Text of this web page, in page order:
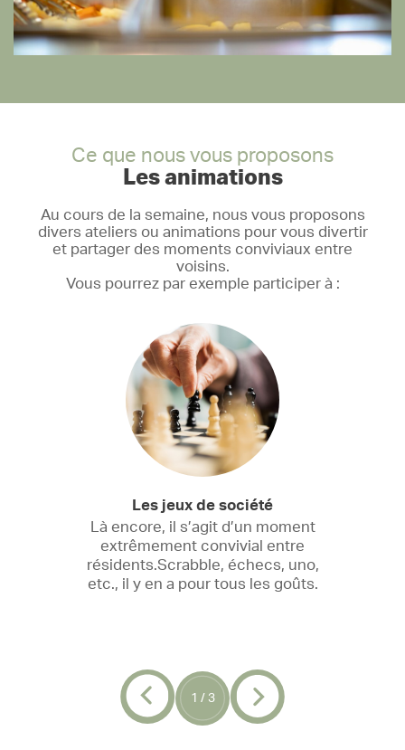
Ce que nous vous proposons
Les animations
Au cours de la semaine, nous vous proposons
divers ateliers ou animations pour vous divertir
et partager des moments conviviaux entre
voisins.
Vous pourrez par exemple participer à :
Les jeux de société
Là encore, il s’agit d’un moment
extrêmement convivial entre
résidents.Scrabble, échecs, uno,
etc., il y en a pour tous les goûts.
1 / 3